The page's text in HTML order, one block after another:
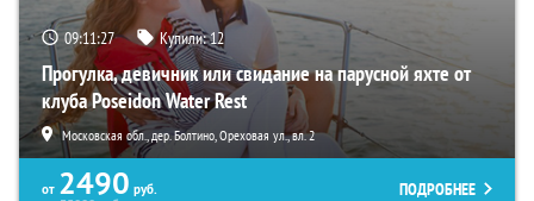
09:11:26 Купили:12
Прогулка, девичник или свидание на парусной яхте от
клуба Poseidon Water Rest
Московская обл., дер. Болтино, Ореховая ул., вл. 2
от 2490 руб.
ПОДРОБНЕЕ